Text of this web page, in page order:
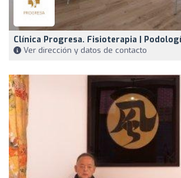
Clínica Progresa. Fisioterapia |
Ver dirección y datos de contacto